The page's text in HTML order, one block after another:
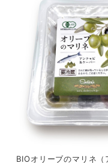
BIOオリーブのマリネ（